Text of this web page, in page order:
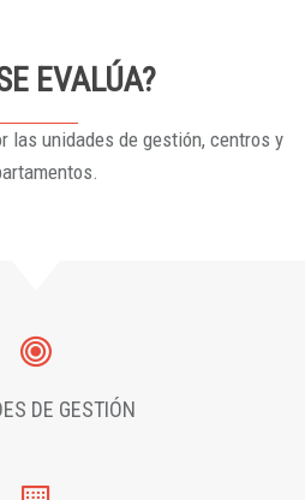
EVALÚA?
las unidades de gestión, centros y
DE GESTIÓN